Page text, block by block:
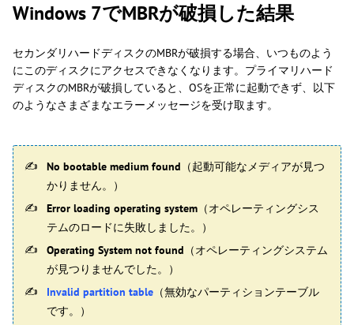
Windows 7でMBRが破損した結果
セカンダリハードディスクのMBRが破損する場合、いつものよう
にこのディスクにアクセスできなくなります。プライマリハード
ディスクのMBRが破損していると、OSを正常に起動できず、以下
のようなさまざまなエラーメッセージを受け取ます。
No bootable medium found （起動可能なメディアが見つ
かりません。）
Error loading operating system （オペレーティングシス
テムのロードに失敗しました。）
Operating System not found （オペレーティングシステム
が見つりませんでした。）
Invalid partition table （無効なパーティションテーブル
です。）